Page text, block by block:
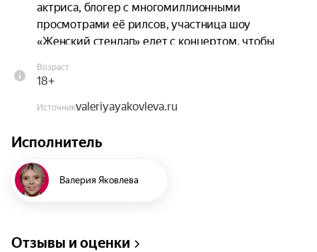
актриса, блогер с многомиллионными
просмотрами её рилсов, участница шоу
«Женский стендап» едет с концертом, чтобы
комедии и устроить настоящий праздник!
Если ты давно искал юмор, от которого
прийти на этот концерт!
Возраст
18+
Источникvaleriyayakovleva.ru
Исполнитель
Валерия Яковлева
Отзывы и оценки